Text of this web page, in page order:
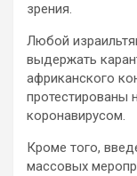
зрения.
Любой
выдержать
африканского
протестированы
коронавирусом.
Кроме того,
массовых